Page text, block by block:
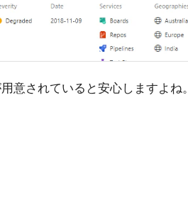
意されていると安心しますよね。